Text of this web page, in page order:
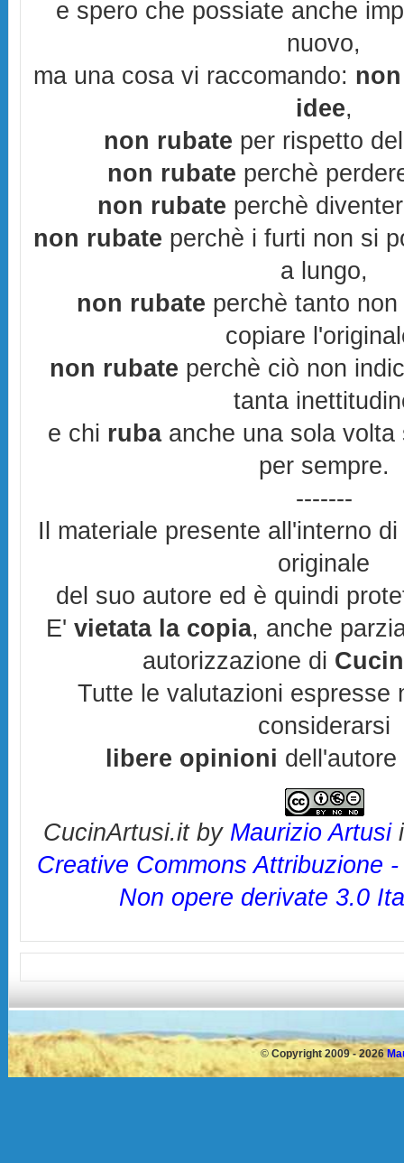
e spero che possiate anche
nuovo,
ma una cosa vi raccomando:
idee,
non rubate per rispetto
non rubate perchè
non rubate perchè
non rubate perchè i furti non si
a lungo,
non rubate perchè tanto
copiare
non rubate perchè ciò non
tanta
e chi rubaanche una sola volta
per sempre.
-------
Il materiale presente all'interno
originale
del suo autore ed è quindi
E' vietata la copia, anche
autorizzazione di
Tutte le valutazioni espresse
considerarsi
libere opinioni
CucinArtusi.itby Maurizio Artusi
Creative Commons Attribuzione
Non opere derivate 3.0
© Copyright 2009 - 2026